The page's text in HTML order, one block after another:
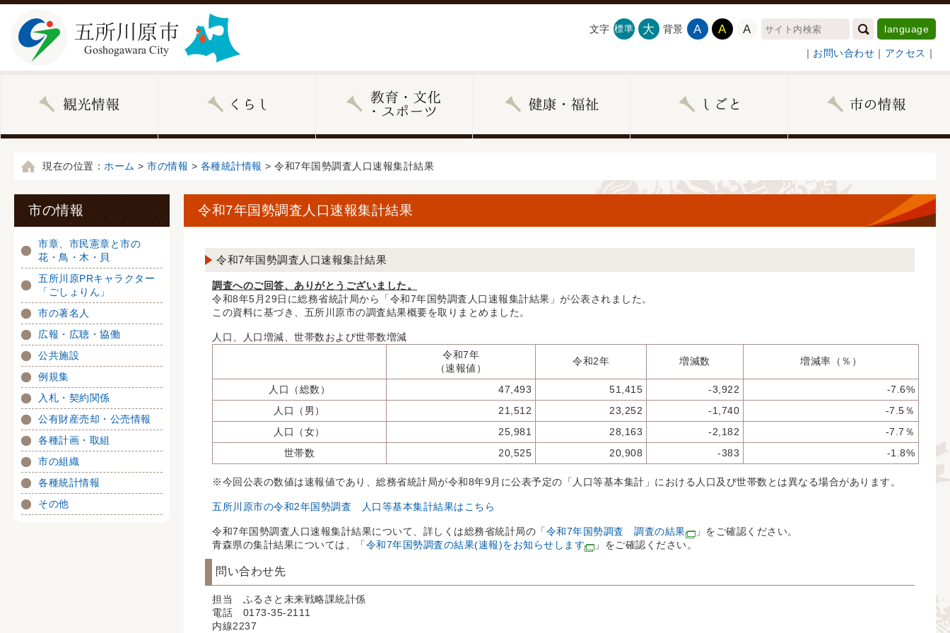
文字 標準 大 背景 A A A language
｜ お問い合わせ ｜ アクセス ｜
現在の位置： ホーム > 市の情報 > 各種統計情報 > 令和7年国勢調査人口速報集計結果
令和7年国勢調査人口速報集計結果
令和7年国勢調査人口速報集計結果
調査へのご回答、ありがとうございました。
令和8年5月29日に総務省統計局から「令和7年国勢調査人口速報集計結果」が公表されました。
この資料に基づき、五所川原市の調査結果概要を取りまとめました。
人口、人口増減、世帯数および世帯数増減
令和7年
（速報値）
令和2年 増減数 増減率（％）
人口（総数） 47,493 51,415 -3,922
-7.6%
人口（男）
21,512 23,252 -1,740
-7.5％
人口（女）
25,981 28,163 -2,182
-7.7％
世帯数
20,525 20,908 -383 -1.8%
※今回公表の数値は速報値であり、総務省統計局が令和8年9月に公表予定の「人口等基本集計」における人口及び世帯数とは異なる場合があります。
五所川原市の令和2年国勢調査 人口等基本集計結果はこちら
令和7年国勢調査人口速報集計結果について、詳しくは総務省統計局の「令和7年国勢調査 調査の結果
」をご確認ください。
青森県の集計結果については、「令和7年国勢調査の結果(速報)をお知らせします 」をご確認ください。
問い合わせ先
担当 ふるさと未来戦略課統計係
電話 0173-35-2111
内線2237
市の情報
市章、市民憲章と市の
花・鳥・木・貝
五所川原PRキャラクター
「ごしょりん」
市の著名人
広報・広聴・協働
公共施設
例規集
入札・契約関係
公有財産売却・公売情報
各種計画・取組
市の組織
各種統計情報
その他